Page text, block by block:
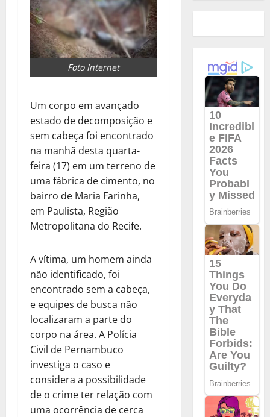
Foto Internet
Um corpo em avançado
estado de decomposição e
sem cabeça foi encontrado
na manhã desta quarta-
feira (17) em um terreno de
uma fábrica de cimento, no
bairro de Maria Farinha,
em Paulista, Região
Metropolitana do Recife.
A vítima, um homem ainda
não identificado, foi
encontrado sem a cabeça,
e equipes de busca não
localizaram a parte do
corpo na área. A Polícia
Civil de Pernambuco
investiga o caso e
considera a possibilidade
de o crime ter relação com
uma ocorrência de cerca